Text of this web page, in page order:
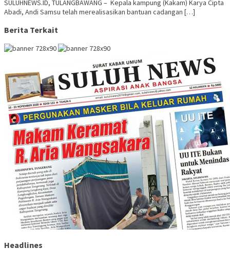
SULUHNEWS.ID, TULANGBAWANG – Kepala kampung (Kakam) Karya Cipta
Abadi, Andi Samsu telah merealisasikan bantuan cadangan […]
Berita Terkait
Headlines